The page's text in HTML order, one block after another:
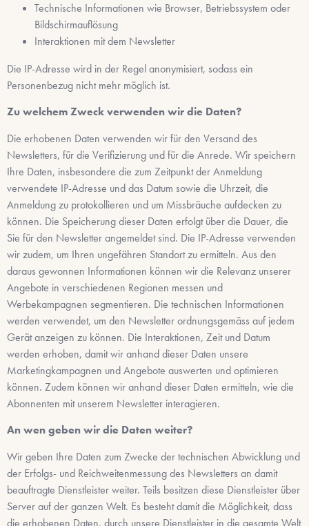
Technische Informationen wie Browser, Betriebssystem oder
Bildschirmauflösung
Interaktionen mit dem Newsletter
Die IP-Adresse wird in der Regel anonymisiert, sodass ein
Personenbezug nicht mehr möglich ist.
Zu welchem Zweck verwenden wir die Daten?
Die erhobenen Daten verwenden wir für den Versand des
Newsletters, für die Verifizierung und für die Anrede. Wir speichern
Ihre Daten, insbesondere die zum Zeitpunkt der Anmeldung
verwendete IP-Adresse und das Datum sowie die Uhrzeit, die
Anmeldung zu protokollieren und um Missbräuche aufdecken zu
können. Die Speicherung dieser Daten erfolgt über die Dauer, die
Sie für den Newsletter angemeldet sind. Die IP-Adresse verwenden
wir zudem, um Ihren ungefähren Standort zu ermitteln. Aus den
daraus gewonnen Informationen können wir die Relevanz unserer
Angebote in verschiedenen Regionen messen und
Werbekampagnen segmentieren. Die technischen Informationen
werden verwendet, um den Newsletter ordnungsgemäss auf jedem
Gerät anzeigen zu können. Die Interaktionen, Zeit und Datum
werden erhoben, damit wir anhand dieser Daten unsere
Marketingkampagnen und Angebote auswerten und optimieren
können. Zudem können wir anhand dieser Daten ermitteln, wie die
Abonnenten mit unserem Newsletter interagieren.
An wen geben wir die Daten weiter?
Wir geben Ihre Daten zum Zwecke der technischen Abwicklung und
der Erfolgs- und Reichweitenmessung des Newsletters an damit
beauftragte Dienstleister weiter. Teils besitzen diese Dienstleister über
Server auf der ganzen Welt. Es besteht damit die Möglichkeit, dass
die erhobenen Daten, durch unsere Dienstleister in die gesamte Welt